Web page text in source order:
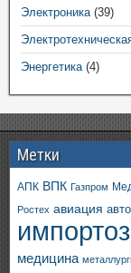
Электроника(39)
Энергетика(4)
Метки
АПК ВПК Газпром
Ростех авиация
медицина